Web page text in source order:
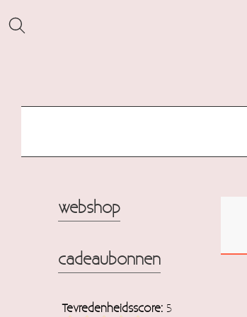
webshop
cadeaubonnen
Tevredenheidsscore: 5